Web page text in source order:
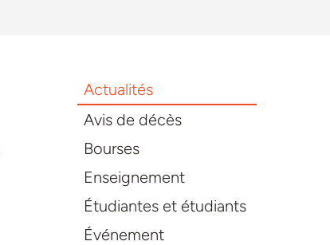
Actualités
Avis de décès
Bourses
Enseignement
Étudiantes et étudiants
Événement